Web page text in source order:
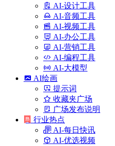
AI-设计工具
AI-音频工具
AI-视频工具
AI-办公工具
AI-营销工具
AI-编程工具
AI-大模型
AI绘画
提示词
收藏夹广场
广场发布说明
行业热点
AI-每日快讯
AI-优选视频